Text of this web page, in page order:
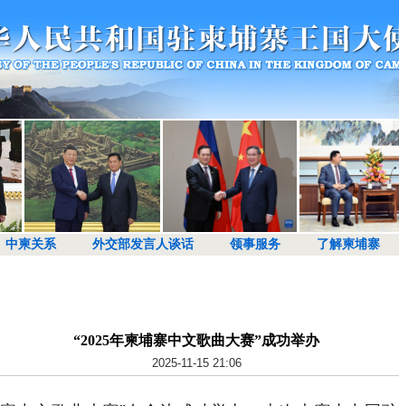
中柬关系 外交部发言人谈话 领事服务 了解柬埔寨
“2025年柬埔寨中文歌曲大赛”成功举办
2025-11-15 21:06